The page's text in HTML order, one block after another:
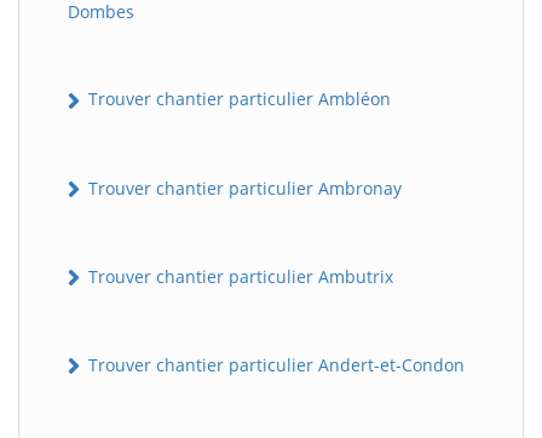
Dombes
Trouver chantier particulier Ambléon
Trouver chantier particulier Ambronay
Trouver chantier particulier Ambutrix
Trouver chantier particulier Andert-et-Condon